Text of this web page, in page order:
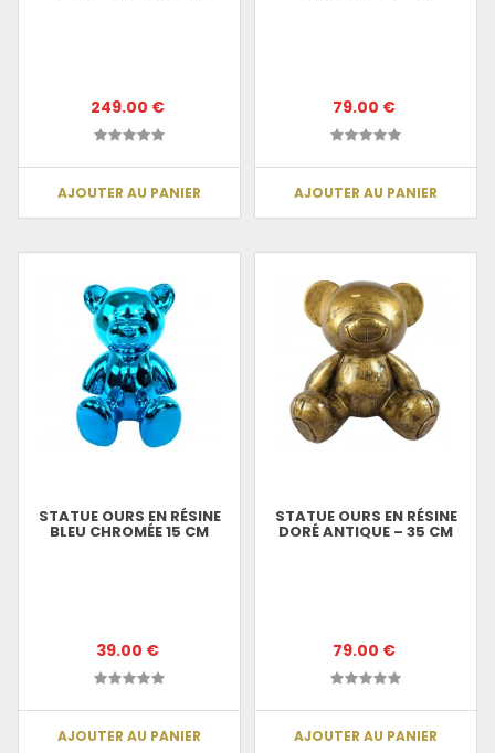
249.00 €
AJOUTER AU PANIER
79.00 €
AJOUTER AU PANIER
STATUE OURS EN RÉSINE
BLEU CHROMÉE 15 CM
39.00 €
AJOUTER AU PANIER
STATUE OURS EN RÉSINE
DORÉ ANTIQUE – 35 CM
79.00 €
AJOUTER AU PANIER